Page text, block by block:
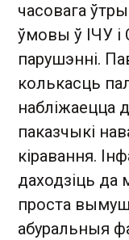
часовага
ўмовы ў ІЧУ і
парушэнні.
колькасць
набліжаецца
паказчыкі
кіравання.
даходзіць да
проста
абуральныя